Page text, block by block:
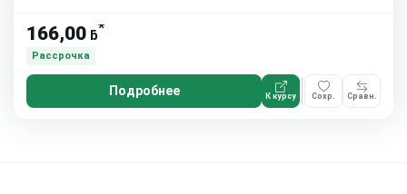
166,00 ƃ*
Рассрочка
Подробнее К курсу Сохр. Сравн.